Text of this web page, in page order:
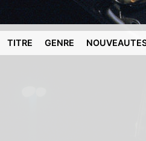
TITRE GENRE